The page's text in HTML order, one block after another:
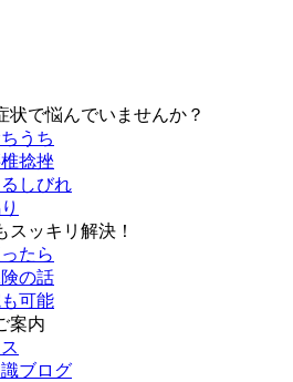
状で悩んでいませんか？
うち
捻挫
しびれ
ッキリ解決！
たら
の話
可能
案内
ブログ